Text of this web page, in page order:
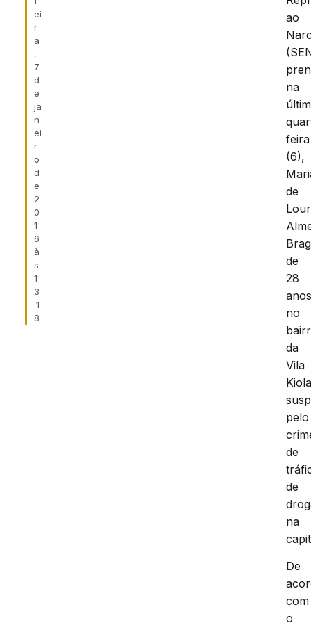
ei
r
a
,
7
d
e
ja
n
ei
r
o
d
e
2
0
1
6
à
s
1
3
:1
8
ao
na
feira
(6),
de
de
28
no
da
Vila
pelo
de
de
na
De
com
o